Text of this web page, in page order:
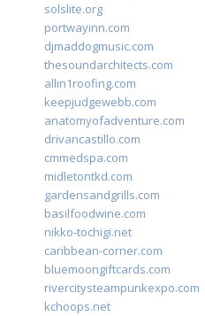
solslite.org
portwayinn.com
djmaddogmusic.com
thesoundarchitects.com
allin1roofing.com
keepjudgewebb.com
anatomyofadventure.com
drivancastillo.com
cmmedspa.com
midletontkd.com
gardensandgrills.com
basilfoodwine.com
nikko-tochigi.net
caribbean-corner.com
bluemoongiftcards.com
rivercitysteampunkexpo.com
kchoops.net